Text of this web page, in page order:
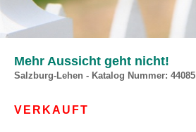
Mehr Aussicht geht nicht!
Salzburg-Lehen - Katalog Nummer: 44085
VERKAUFT